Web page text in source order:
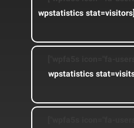
[wpstatistics stat=visitors
[wpstatistics